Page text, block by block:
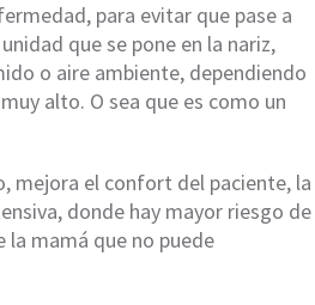
para evitar que pase a
que se pone en la nariz,
o aire ambiente, dependiendo
alto. O sea que es como un
mejora el confort del paciente, la
donde hay mayor riesgo de
la mamá que no puede